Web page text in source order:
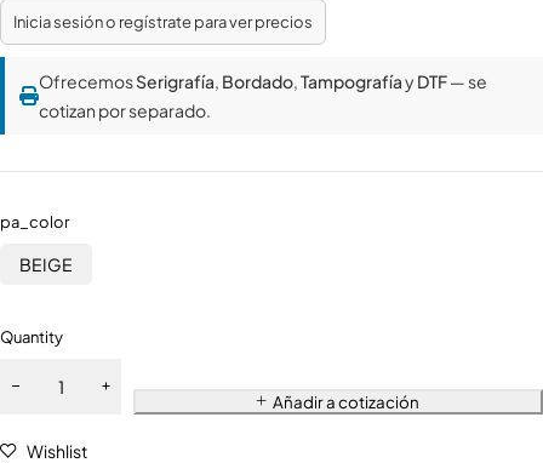
Inicia sesión o regístrate para ver precios
OfrecemosSerigrafía, Bordado,TampografíayDTF— se
cotizan por separado.
pa_color
BEIGE
Quantity
Añadir a cotización
Wishlist